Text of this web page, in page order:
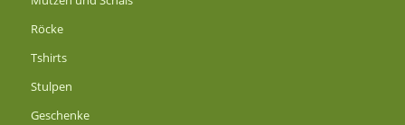
Röcke
Tshirts
Stulpen
Geschenke